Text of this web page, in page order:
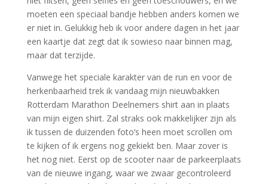
moeten een speciaal bandje hebben anders komen we
er niet in. Gelukkig heb ik voor andere dagen in het jaar
een kaartje dat zegt dat ik sowieso naar binnen mag,
maar dat terzijde.
Vanwege het speciale karakter van de run en voor de
herkenbaarheid trek ik vandaag mijn nieuwbakken
Rotterdam Marathon Deelnemers shirt aan in plaats
van mijn eigen shirt. Zal straks ook makkelijker zijn als
ik tussen de duizenden foto’s heen moet scrollen om
te kijken of ik ergens nog gekiekt ben. Maar zover is
het nog niet. Eerst op de scooter naar de parkeerplaats
van de nieuwe ingang, waar we zwaar gecontroleerd